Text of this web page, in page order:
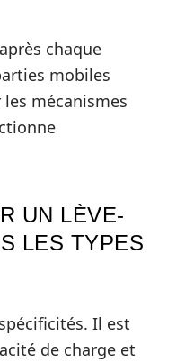
chaque
mobiles
mécanismes
UN LÈVE-
LES TYPES
Il est
de charge et